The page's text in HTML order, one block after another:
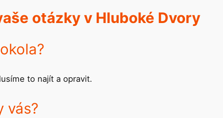
otázky v Hluboké Dvory
to najít a opravit.
vás?